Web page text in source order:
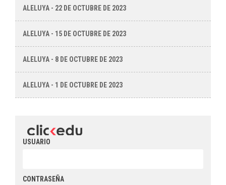
ALELUYA - 22 DE OCTUBRE DE 2023
ALELUYA - 15 DE OCTUBRE DE 2023
ALELUYA - 8 DE OCTUBRE DE 2023
ALELUYA - 1 DE OCTUBRE DE 2023
USUARIO
CONTRASEÑA